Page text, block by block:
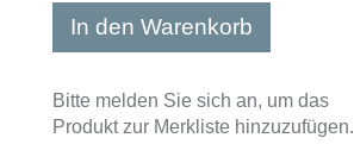
In den Warenkorb
Bitte melden Sie sich an, um das
Produkt zur Merkliste hinzuzufügen.